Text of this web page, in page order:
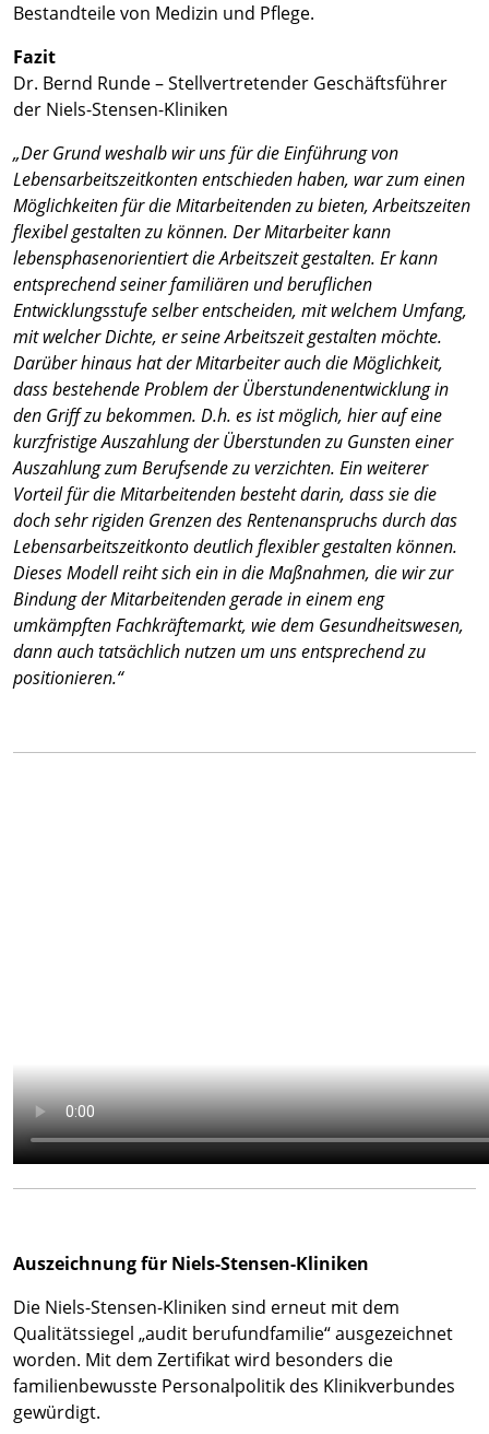
Bestandteile von Medizin und Pflege.
Fazit
Dr. Bernd Runde – Stellvertretender Geschäftsführer
der Niels-Stensen-Kliniken
„Der Grund weshalb wir uns für die Einführung von
Lebensarbeitszeitkonten entschieden haben, war zum einen
Möglichkeiten für die Mitarbeitenden zu bieten, Arbeitszeiten
flexibel gestalten zu können. Der Mitarbeiter kann
lebensphasenorientiert die Arbeitszeit gestalten. Er kann
entsprechend seiner familiären und beruflichen
Entwicklungsstufe selber entscheiden, mit welchem Umfang,
mit welcher Dichte, er seine Arbeitszeit gestalten möchte.
Darüber hinaus hat der Mitarbeiter auch die Möglichkeit,
dass bestehende Problem der Überstundenentwicklung in
den Griff zu bekommen. D.h. es ist möglich, hier auf eine
kurzfristige Auszahlung der Überstunden zu Gunsten einer
Auszahlung zum Berufsende zu verzichten. Ein weiterer
Vorteil für die Mitarbeitenden besteht darin, dass sie die
doch sehr rigiden Grenzen des Rentenanspruchs durch das
Lebensarbeitszeitkonto deutlich flexibler gestalten können.
Dieses Modell reiht sich ein in die Maßnahmen, die wir zur
Bindung der Mitarbeitenden gerade in einem eng
umkämpften Fachkräftemarkt, wie dem Gesundheitswesen,
dann auch tatsächlich nutzen um uns entsprechend zu
positionieren.“
Auszeichnung für Niels-Stensen-Kliniken
Die Niels-Stensen-Kliniken sind erneut mit dem
Qualitätssiegel „audit berufundfamilie“ ausgezeichnet
worden. Mit dem Zertifikat wird besonders die
familienbewusste Personalpolitik des Klinikverbundes
gewürdigt.